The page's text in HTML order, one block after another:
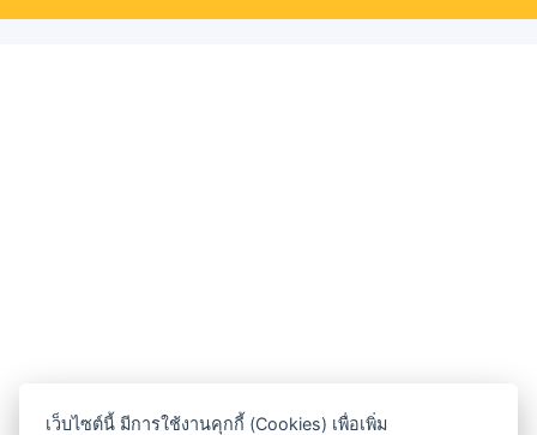
เว็บไซต์นี้ มีการใช้งานคุกกี้ (Cookies) เพื่อเพิ่ม